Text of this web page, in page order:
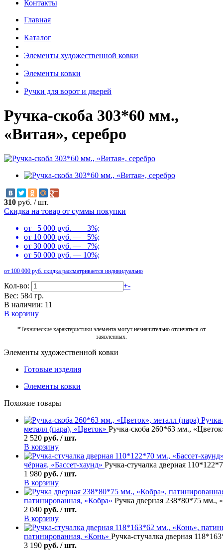
Контакты
Главная
Каталог
Элементы художественной ковки
Элементы ковки
Ручки для ворот и дверей
Ручка-скоба 303*60 мм.,
«Витая», серебро
310 руб. /шт.
Скидка на товар от суммы покупки
от 5 000 руб. — 3%;
от 10 000 руб. — 5%;
от 30 000 руб. — 7%;
от 50 000 руб. — 10%;
от 100 000 руб. скидка рассматривается индивидуально
Кол-во: +-
Вес: 584 гр.
В наличии: 11
В корзину
*Технические характеристики элемента могут незначительно отличаться от
заявленных.
Элементы художественной ковки
Готовые изделия
Элементы ковки
Похожие товары
металл (пара), «Цветок» Ручка-скоба 260*63 мм.,
2 520 руб. / шт.
В корзину
чёрная, «Бассет-хаунд» Ручка-стучалка дверная
1 980 руб. / шт.
В корзину
патинированная, «Кобра» Ручка дверная 238*80*75 мм.,
2 040 руб. / шт.
В корзину
патинированная, «Конь» Ручка-стучалка дверная
3 190 руб. / шт.